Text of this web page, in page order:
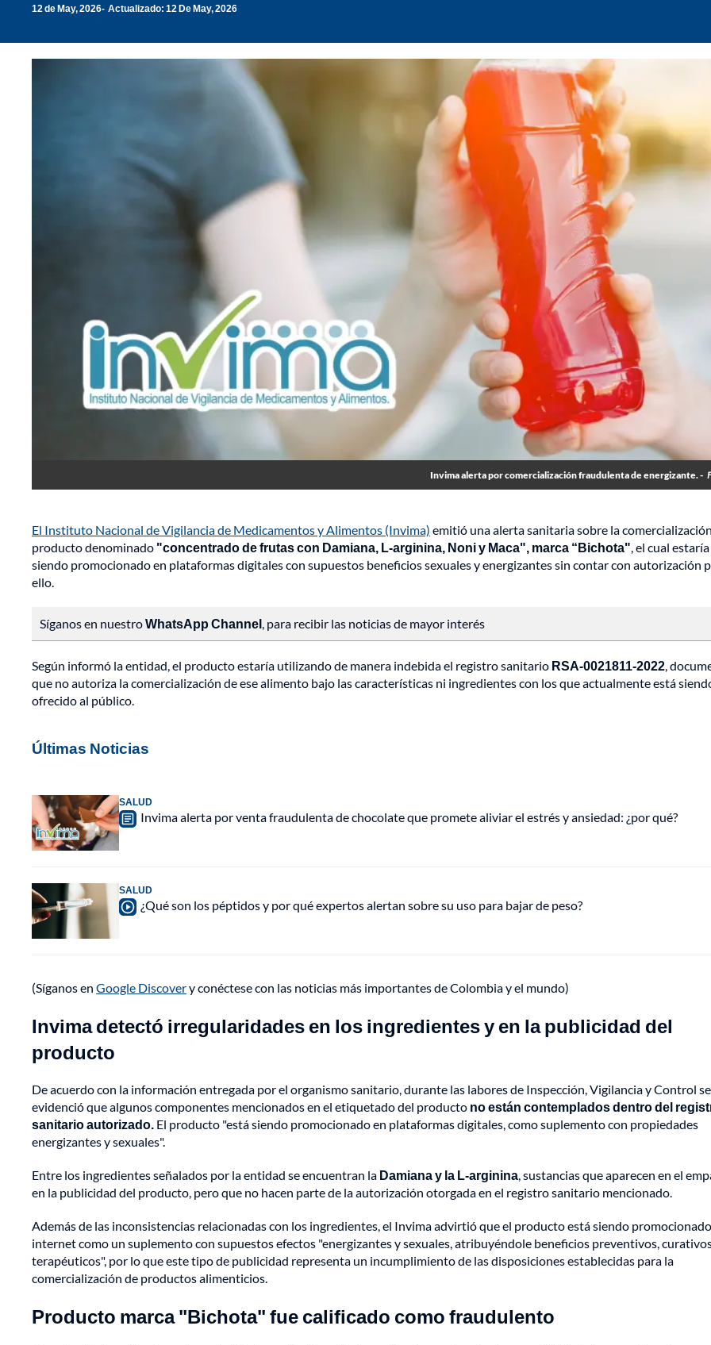
12 de May, 2026 Actualizado: 12 De May, 2026
Invima alerta por comercialización fraudulenta de energizante. -
El Instituto Nacional de Vigilancia de Medicamentos y Alimentos (Invima) emitió una alerta sanitaria sobre la
producto denominado "concentrado de frutas con Damiana, L-arginina, Noni y Maca", marca “Bichota", el cual estaría
siendo promocionado en plataformas digitales con supuestos beneficios sexuales y energizantes sin contar con autorización
ello.
Síganos en nuestroWhatsApp Channel, para recibir las noticias de mayor interés
Según informó la entidad, el producto estaría utilizando de manera indebida el registro sanitario RSA-0021811-2022,
que no autoriza la comercialización de ese alimento bajo las características ni ingredientes con los que actualmente está
ofrecido al público.
Últimas Noticias
SALUD
Invima alerta por venta fraudulenta de chocolate que promete aliviar el estrés y ansiedad: ¿por qué?
SALUD
¿Qué son los péptidos y por qué expertos alertan sobre su uso para bajar de peso?
(Síganos en Google Discovery conéctese con las noticias más importantes de Colombia y el mundo)
Invima detectó irregularidades en los ingredientes y en la publicidad del
producto
De acuerdo con la información entregada por el organismo sanitario, durante las labores de Inspección, Vigilancia y Control se
evidenció que algunos componentes mencionados en el etiquetado del producto no están contemplados dentro del
sanitario autorizado. El producto "está siendo promocionado en plataformas digitales, como suplemento con propiedades
energizantes y sexuales".
Entre los ingredientes señalados por la entidad se encuentran la Damiana y la L-arginina, sustancias que aparecen en el
en la publicidad del producto, pero que no hacen parte de la autorización otorgada en el registro sanitario mencionado.
Además de las inconsistencias relacionadas con los ingredientes, el Invima advirtió que el producto está siendo
internet como un suplemento con supuestos efectos "energizantes y sexuales, atribuyéndole beneficios preventivos,
terapéuticos", por lo que este tipo de publicidad representa un incumplimiento de las disposiciones establecidas para la
comercialización de productos alimenticios.
Producto marca "Bichota" fue calificado como fraudulento